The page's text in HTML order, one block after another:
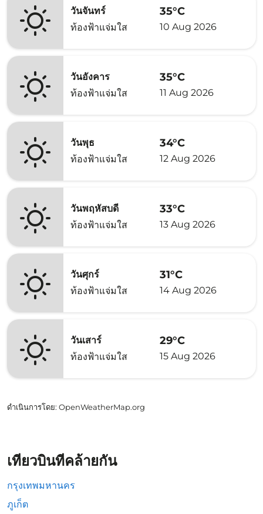
วันจันทร์
ท้องฟ้าแจ่มใส
35°C
10 Aug 2026
วันอังคาร
ท้องฟ้าแจ่มใส
35°C
11 Aug 2026
วันพุธ
ท้องฟ้าแจ่มใส
34°C
12 Aug 2026
วันพฤหัสบดี
ท้องฟ้าแจ่มใส
33°C
13 Aug 2026
วันศุกร์
ท้องฟ้าแจ่มใส
31°C
14 Aug 2026
วันเสาร์
ท้องฟ้าแจ่มใส
29°C
15 Aug 2026
ดำเนินการโดย: OpenWeatherMap.org
เที่ยวบินที่คล้ายกัน
กรุงเทพมหานคร
ภูเก็ต